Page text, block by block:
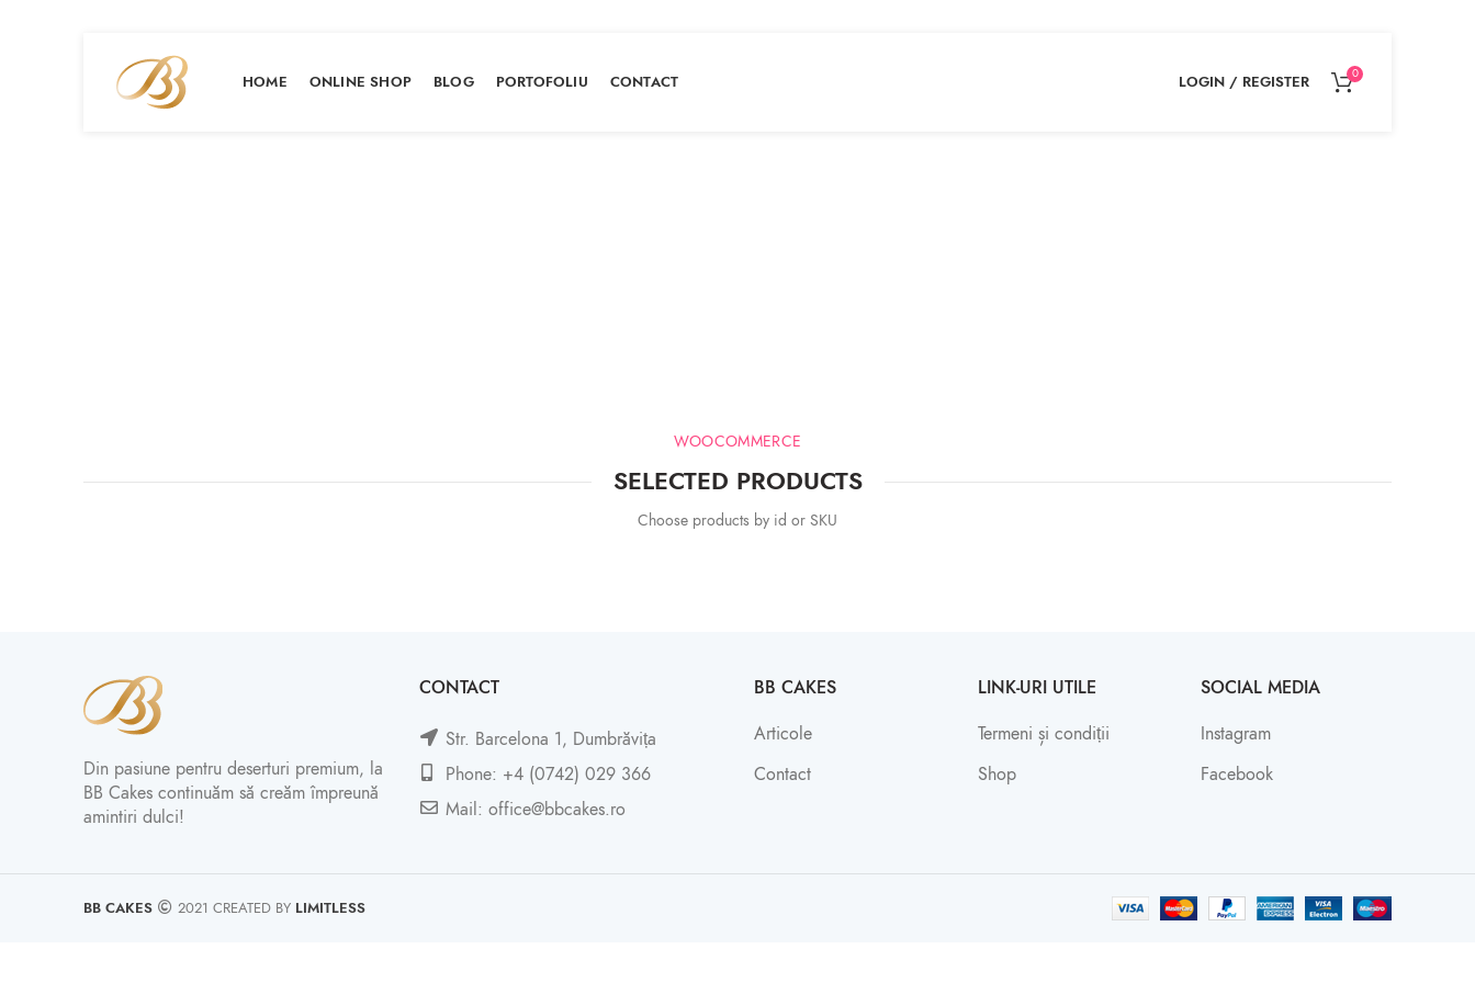
HOME ONLINE SHOP BLOG PORTOFOLIU CONTACT LOGIN / REGISTER 0
WOOCOMMERCE
SELECTED PRODUCTS
Choose products by id or SKU
Din pasiune pentru deserturi premium, la
BB Cakes continuăm să creăm împreună
amintiri dulci!
CONTACT
Str. Barcelona 1, Dumbrăvița
Phone: +4 (0742) 029 366
Mail: office@bbcakes.ro
BB CAKES
Articole
Contact
LINK-URI UTILE
Termeni și condiții
Shop
SOCIAL MEDIA
Instagram
Facebook
BB CAKES 2021 CREATED BY LIMITLESS